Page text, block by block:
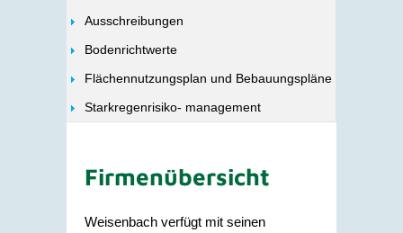
Ausschreibungen
Bodenrichtwerte
Flächennutzungsplan und Bebauungspläne
Starkregenrisiko- management
Firmenübersicht
Weisenbach verfügt mit seinen